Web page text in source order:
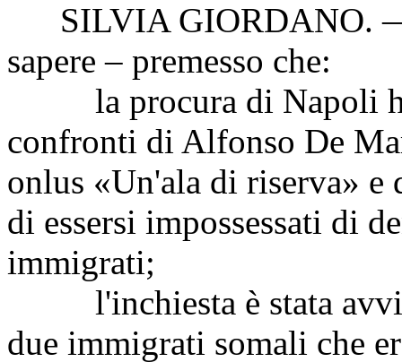
SILVIA GIORDANO.
sapere – premesso che:
la procura di Napoli ha
confronti di Alfonso De
onlus «Un'ala di riserva» e
di essersi impossessati di
immigrati;
l'inchiesta è stata
due immigrati somali che